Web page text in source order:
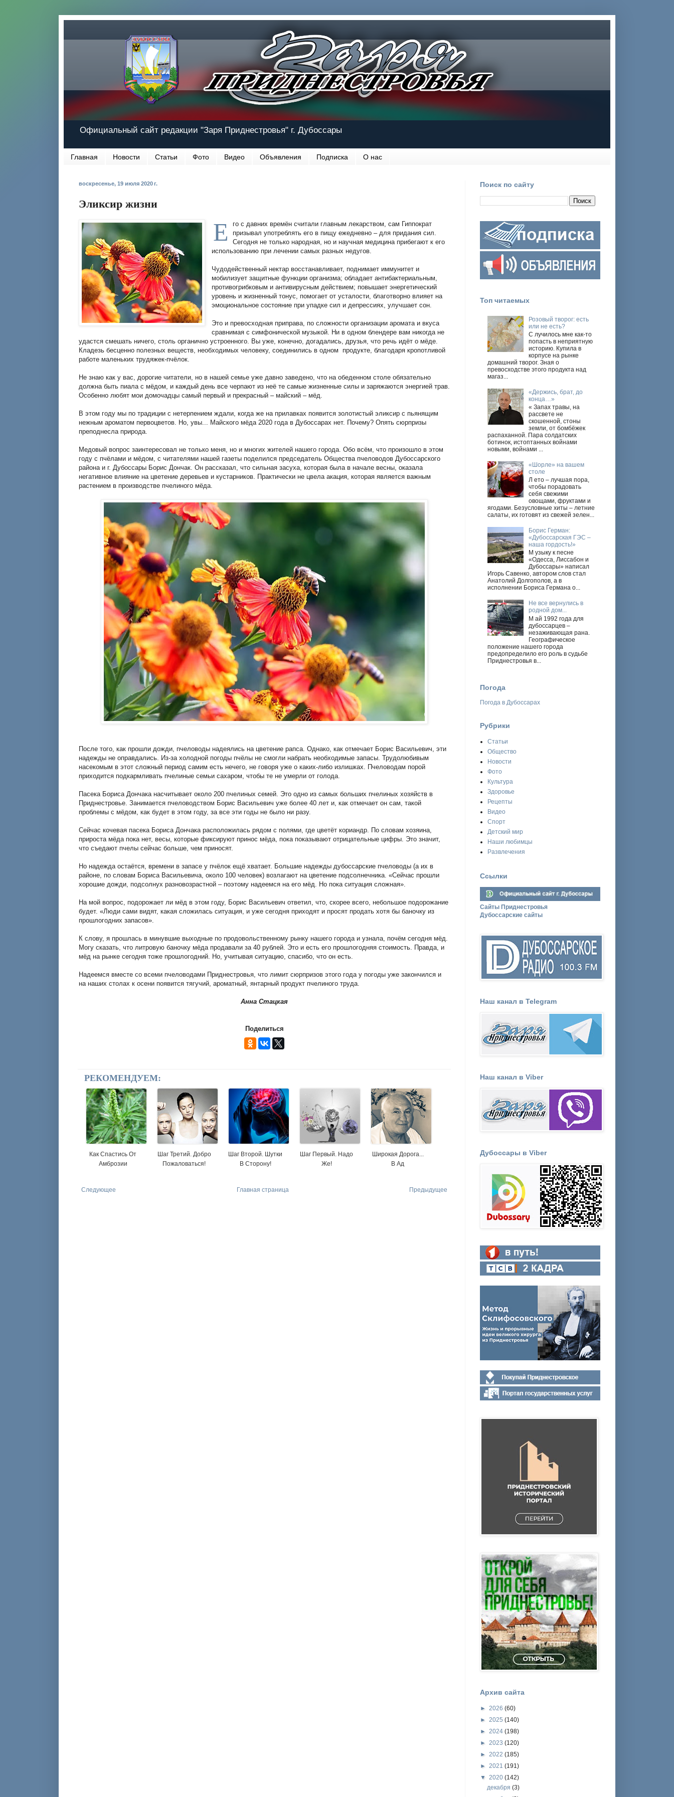
Официальный сайт редакции "Заря Приднестровья" г. Дубоссары
Главная Новости Статьи Фото Видео Объявления Подписка О нас
воскресенье, 19 июля 2020 г.
Эликсир жизни
Е
го с давних времён считали главным лекарством, сам Гиппократ
призывал употреблять его в пищу ежедневно – для придания сил.
Сегодня не только народная, но и научная медицина прибегают к его
использованию при лечении самых разных недугов.
Чудодейственный нектар восстанавливает, поднимает иммунитет и
мобилизует защитные функции организма; обладает антибактериальным,
противогрибковым и антивирусным действием; повышает энергетический
уровень и жизненный тонус, помогает от усталости, благотворно влияет на
эмоциональное состояние при упадке сил и депрессиях, улучшает сон.
Это и превосходная приправа, по сложности организации аромата и вкуса
сравнимая с симфонической музыкой. Ни в одном блендере вам никогда не
удастся смешать ничего, столь органично устроенного. Вы уже, конечно, догадались, друзья, что речь идёт о мёде.
Кладезь бесценно полезных веществ, необходимых человеку, соединились в одном продукте, благодаря кропотливой
работе маленьких трудяжек-пчёлок.
Не знаю как у вас, дорогие читатели, но в нашей семье уже давно заведено, что на обеденном столе обязательно
должна быть пиала с мёдом, и каждый день все черпают из неё те самые жизненные силы и заряжаются энергией трав.
Особенно любят мои домочадцы самый первый и прекрасный – майский – мёд.
В этом году мы по традиции с нетерпением ждали, когда же на прилавках появится золотистый эликсир с пьянящим
нежным ароматом первоцветов. Но, увы... Майского мёда 2020 года в Дубоссарах нет. Почему? Опять сюрпризы
преподнесла природа.
Медовый вопрос заинтересовал не только меня, но и многих жителей нашего города. Обо всём, что произошло в этом
году с пчёлами и мёдом, с читателями нашей газеты поделился председатель Общества пчеловодов Дубоссарского
района и г. Дубоссары Борис Дончак. Он рассказал, что сильная засуха, которая была в начале весны, оказала
негативное влияние на цветение деревьев и кустарников. Практически не цвела акация, которая является важным
растением в производстве пчелиного мёда.
После того, как прошли дожди, пчеловоды надеялись на цветение рапса. Однако, как отмечает Борис Васильевич, эти
надежды не оправдались. Из-за холодной погоды пчёлы не смогли набрать необходимые запасы. Трудолюбивым
насекомым в этот сложный период самим есть нечего, не говоря уже о каких-либо излишках. Пчеловодам порой
приходится подкармливать пчелиные семьи сахаром, чтобы те не умерли от голода.
Пасека Бориса Дончака насчитывает около 200 пчелиных семей. Это одно из самых больших пчелиных хозяйств в
Приднестровье. Занимается пчеловодством Борис Васильевич уже более 40 лет и, как отмечает он сам, такой
проблемы с мёдом, как будет в этом году, за все эти годы не было ни разу.
Сейчас кочевая пасека Бориса Дончака расположилась рядом с полями, где цветёт кориандр. По словам хозяина,
прироста мёда пока нет, весы, которые фиксируют принос мёда, пока показывают отрицательные цифры. Это значит,
что съедают пчелы сейчас больше, чем приносят.
Но надежда остаётся, времени в запасе у пчёлок ещё хватает. Большие надежды дубоссарские пчеловоды (а их в
районе, по словам Бориса Васильевича, около 100 человек) возлагают на цветение подсолнечника. «Сейчас прошли
хорошие дожди, подсолнух разновозрастной – поэтому надеемся на его мёд. Но пока ситуация сложная».
На мой вопрос, подорожает ли мёд в этом году, Борис Васильевич ответил, что, скорее всего, небольшое подорожание
будет. «Люди сами видят, какая сложилась ситуация, и уже сегодня приходят и просят продать хотя бы баночку из
прошлогодних запасов».
К слову, я прошлась в минувшие выходные по продовольственному рынку нашего города и узнала, почём сегодня мёд.
Могу сказать, что литровую баночку мёда продавали за 40 рублей. Это и есть его прошлогодняя стоимость. Правда, и
мёд на рынке сегодня тоже прошлогодний. Но, учитывая ситуацию, спасибо, что он есть.
Надеемся вместе со всеми пчеловодами Приднестровья, что лимит сюрпризов этого года у погоды уже закончился и
на наших столах к осени появится тягучий, ароматный, янтарный продукт пчелиного труда.
Анна Стацкая
Поделиться
РЕКОМЕНДУЕМ:
Как Спастись От
Амброзии
Шаг Третий. Добро
Пожаловаться!
Шаг Второй. Шутки
В Сторону!
Шаг Первый. Надо
Же!
Широкая Дорога...
В Ад
Следующее Предыдущее
Главная страница
Поиск по сайту
Топ читаемых
Розовый творог: есть
или не есть?
С лучилось мне как-то
попасть в неприятную
историю. Купила в
корпусе на рынке
домашний творог. Зная о
превосходстве этого продукта над
магаз...
«Держись, брат, до
конца…»
« Запах травы, на
рассвете не
скошенной, стоны
земли, от бомбёжек
распаханной. Пара солдатских
ботинок, истоптанных войнами
новыми, войнами ...
«Шорле» на вашем
столе
Л ето – лучшая пора,
чтобы порадовать
себя свежими
овощами, фруктами и
ягодами. Безусловные хиты – летние
салаты, их готовят из свежей зелен...
Борис Герман:
«Дубоссарская ГЭС –
наша гордость!»
М узыку к песне
«Одесса, Лиссабон и
Дубоссары» написал
Игорь Савенко, автором слов стал
Анатолий Долгополов, а в
исполнении Бориса Германа о...
Не все вернулись в
родной дом...
М ай 1992 года для
дубоссарцев –
незаживающая рана.
Географическое
положение нашего города
предопределило его роль в судьбе
Приднестровья в...
Погода
Погода в Дубоссарах
Рубрики
Статьи
Общество
Новости
Фото
Культура
Здоровье
Рецепты
Видео
Спорт
Детский мир
Наши любимцы
Развлечения
Ссылки
Сайты Приднестровья
Дубоссарские сайты
Наш канал в Telegram
Наш канал в Viber
Дубоссары в Viber
Архив сайта
► 2026 (60)
► 2025 (140)
► 2024 (198)
► 2023 (120)
► 2022 (185)
► 2021 (191)
▼ 2020 (142)
декабря(3)